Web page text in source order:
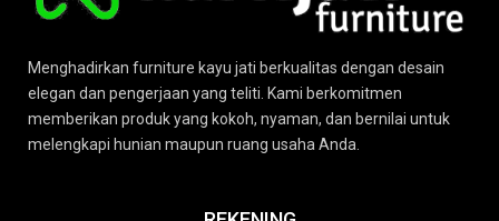
Menghadirkan furniture kayu jati berkualitas dengan desain
elegan dan pengerjaan yang teliti. Kami berkomitmen
memberikan produk yang kokoh, nyaman, dan bernilai untuk
melengkapi hunian maupun ruang usaha Anda.